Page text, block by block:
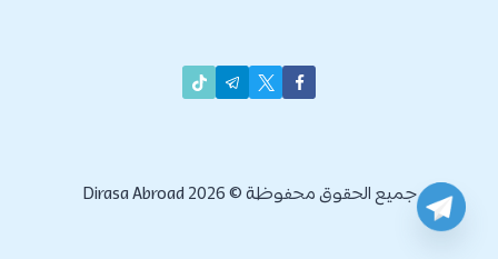
جميع الحقوق محفوظة © 2026 Dirasa Abroad